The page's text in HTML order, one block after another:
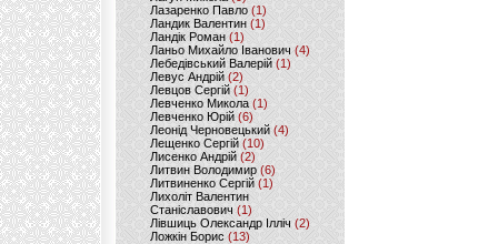
Лазаренко Павло (1)
Ландик Валентин (1)
Ландік Роман (1)
Ланьо Михайло Іванович(4)
Лебедівський Валерій(1)
Левус Андрій(2)
Левцов Сергій (1)
Левченко Микола (1)
Левченко Юрій (6)
Леонід Черновецький (4)
Лещенко Сергій (10)
Лисенко Андрій (2)
Литвин Володимир (6)
Литвиненко Сергій (1)
Лихоліт Валентин
Станіславович (1)
Лівшиць Олександр Ілліч (2)
Ложкін Борис(13)